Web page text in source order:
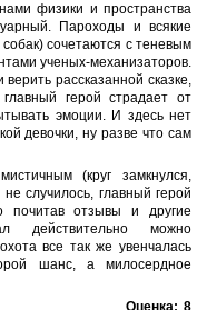
физики и пространства
Пароходы и всякие
сочетаются с теневым
ученых-механизаторов.
рассказанной сказке,
герой страдает от
эмоции. И здесь нет
девочки, ну разве что сам
(круг замкнулся,
случилось, главный герой
отзывы и другие
действительно можно
все так же увенчалась
шанс, а милосердное
Оценка: 8